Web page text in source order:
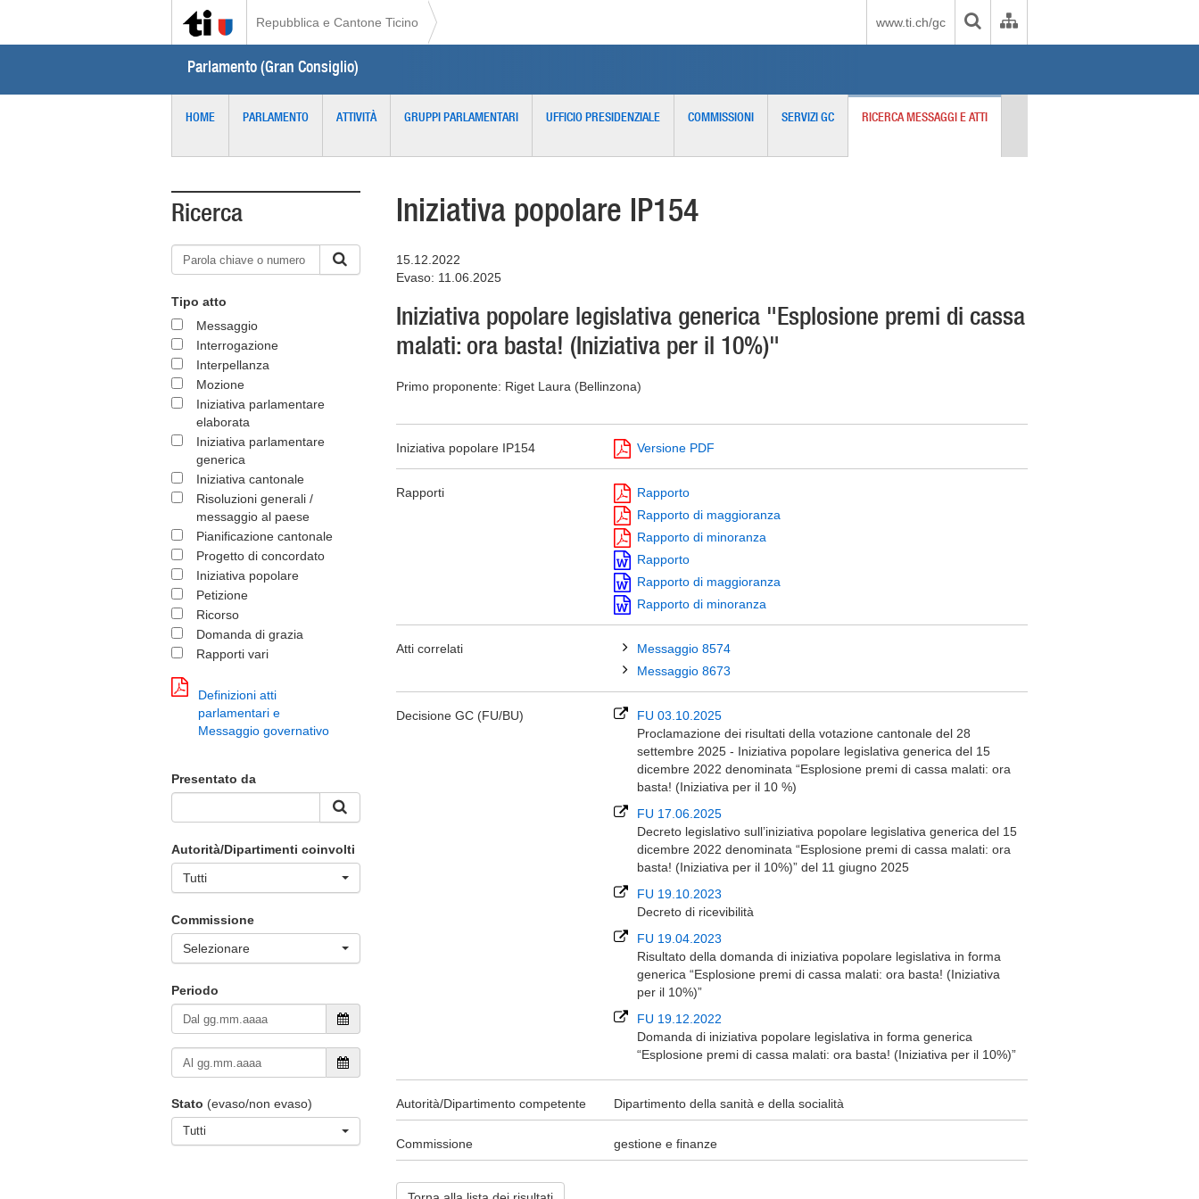
Repubblica e Cantone Ticino www.ti.ch/gc
Parlamento (Gran Consiglio)
HOME PARLAMENTO ATTIVITÀ GRUPPI PARLAMENTARI UFFICIO PRESIDENZIALE COMMISSIONI SERVIZI GC RICERCA MESSAGGI E ATTI
Ricerca
Tipo atto
Messaggio
Interrogazione
Interpellanza
Mozione
Iniziativa parlamentare
elaborata
Iniziativa parlamentare
generica
Iniziativa cantonale
Risoluzioni generali /
messaggio al paese
Pianificazione cantonale
Progetto di concordato
Iniziativa popolare
Petizione
Ricorso
Domanda di grazia
Rapporti vari
Definizioni atti
parlamentari e
Messaggio governativo
Presentato da
Autorità/Dipartimenti coinvolti
Tutti
Commissione
Selezionare
Periodo
Stato (evaso/non evaso)
Tutti
Iniziativa popolare IP154
15.12.2022
Evaso: 11.06.2025
Iniziativa popolare legislativa generica "Esplosione premi di cassa
malati: ora basta! (Iniziativa per il 10%)"
Primo proponente: Riget Laura (Bellinzona)
Iniziativa popolare IP154 Versione PDF
Rapporti
Rapporto
Rapporto di maggioranza
Rapporto di minoranza
Rapporto
Rapporto di maggioranza
Rapporto di minoranza
Atti correlati
Messaggio 8574
Messaggio 8673
Decisione GC (FU/BU)
FU 03.10.2025
Proclamazione dei risultati della votazione cantonale del 28
settembre 2025 - Iniziativa popolare legislativa generica del 15
dicembre 2022 denominata “Esplosione premi di cassa malati: ora
basta! (Iniziativa per il 10 %)
FU 17.06.2025
Decreto legislativo sull’iniziativa popolare legislativa generica del 15
dicembre 2022 denominata “Esplosione premi di cassa malati: ora
basta! (Iniziativa per il 10%)” del 11 giugno 2025
FU 19.10.2023
Decreto di ricevibilità
FU 19.04.2023
Risultato della domanda di iniziativa popolare legislativa in forma
generica “Esplosione premi di cassa malati: ora basta! (Iniziativa
per il 10%)”
FU 19.12.2022
Domanda di iniziativa popolare legislativa in forma generica
“Esplosione premi di cassa malati: ora basta! (Iniziativa per il 10%)”
Autorità/Dipartimento competente Dipartimento della sanità e della socialità
Commissione gestione e finanze